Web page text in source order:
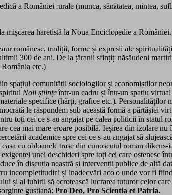
a României rurale (munca, sănătatea, mintea,
mișcarea haretistă la Noua Enciclopedie a României.
românesc, tradiții, forme și expresii ale
300 de ani. De la țăranii sfințiți năsăudeni
etc.)
spațiul comunității sociologilor și economiștilor
Noii științeîntr-un cadru și într-un spațiu
specifice (hărți, grafice etc.).
le răspundem sub această formă a părtășiei
toți cei ce s-au angajat pe calea politicii în statul
cea mai mare eroare posibilă. Ieșirea din izolare
academice spre cei ce s-au angajat să
cu obloanele trase din cunoscutul roman
unei deschideri spre toți cei care ostenesc
în discuția noastră și intervenții publice de altă
incompletitudini și inadecvări acolo unde vor fi
și al iubirii să ocrotească lucrarea tuturor celor
gustiană: Pro Deo, Pro Scientia et Patria.